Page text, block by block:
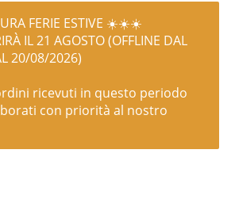
FERIE ESTIVE ☀️☀️☀️
IL 21 AGOSTO (OFFLINE DAL
20/08/2026)
ricevuti in questo periodo
con priorità al nostro